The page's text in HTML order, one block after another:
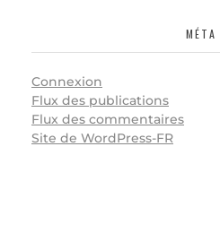
MÉTA
Connexion
Flux des publications
Flux des commentaires
Site de WordPress-FR